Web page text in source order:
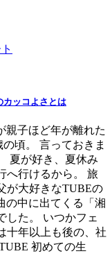
カッコよさとは
親子ほど年が離れた
頃。 言っておきま
夏が好き、夏休み
へ行けるから。 旅
が大好きなTUBEの
の中に出てくる「湘
した。 いつかフェ
十年以上も後の、社
初めての生